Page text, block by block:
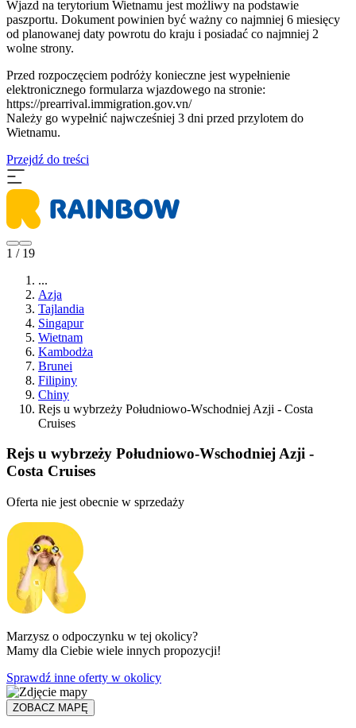
Wjazd na terytorium Wietnamu jest możliwy na podstawie
paszportu. Dokument powinien być ważny co najmniej 6 miesięcy
od planowanej daty powrotu do kraju i posiadać co najmniej 2
wolne strony.
Przed rozpoczęciem podróży konieczne jest wypełnienie
elektronicznego formularza wjazdowego na stronie:
https://prearrival.immigration.gov.vn/
Należy go wypełnić najwcześniej 3 dni przed przylotem do
Wietnamu.
Przejdź do treści
1 / 19
...
Azja
Tajlandia
Singapur
Wietnam
Kambodża
Brunei
Filipiny
Chiny
Rejs u wybrzeży Południowo-Wschodniej Azji - Costa
Cruises
Rejs u wybrzeży Południowo-Wschodniej Azji -
Costa Cruises
Oferta nie jest obecnie w sprzedaży
Marzysz o odpoczynku w tej okolicy?
Mamy dla Ciebie wiele innych propozycji!
Sprawdź inne oferty w okolicy
ZOBACZ MAPĘ